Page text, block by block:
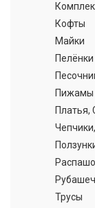
Кофты
Майки
Пелёнки
Пижамы
Платья,
Трусы